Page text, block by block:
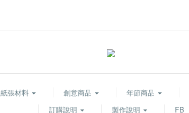
紙張材料 創意商品 年節商品
訂購說明
製作說明 FB